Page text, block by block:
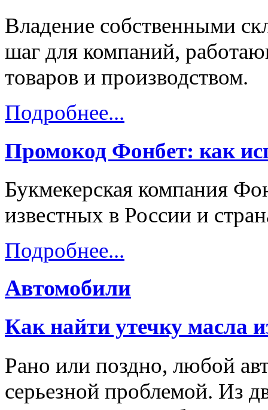
Владение собственными
шаг для компаний,
товаров и производством.
Подробнее...
Промокод Фонбет: как
Букмекерская компания
известных в России и
Подробнее...
Автомобили
Как найти утечку масла
Рано или поздно, любой
серьезной проблемой. Из